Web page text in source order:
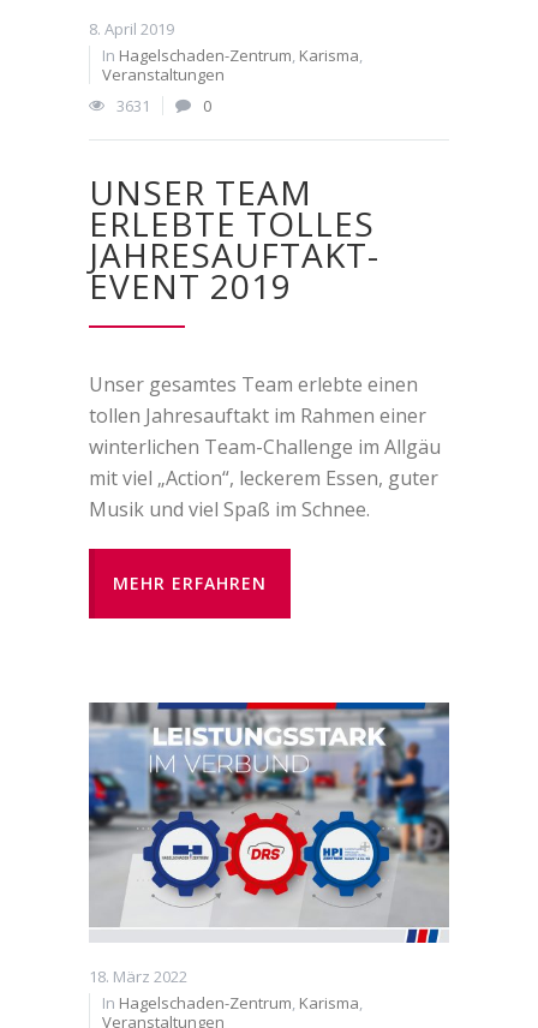
8. April 2019
In Hagelschaden-Zentrum, Karisma,
Veranstaltungen
3631
0
UNSER TEAM
ERLEBTE TOLLES
JAHRESAUFTAKT-
EVENT 2019
Unser gesamtes Team erlebte einen
tollen Jahresauftakt im Rahmen einer
winterlichen Team-Challenge im Allgäu
mit viel „Action“, leckerem Essen, guter
Musik und viel Spaß im Schnee.
MEHR ERFAHREN
18. März 2022
In Hagelschaden-Zentrum, Karisma,
Veranstaltungen